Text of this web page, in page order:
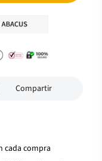
Compartir
cada compra